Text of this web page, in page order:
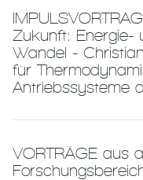
Zukunft: Energie-
Wandel -
für
Antriebssysteme
VORTRÄGE aus